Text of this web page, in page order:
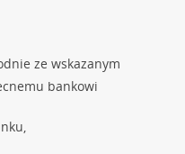
ze wskazanym
bankowi